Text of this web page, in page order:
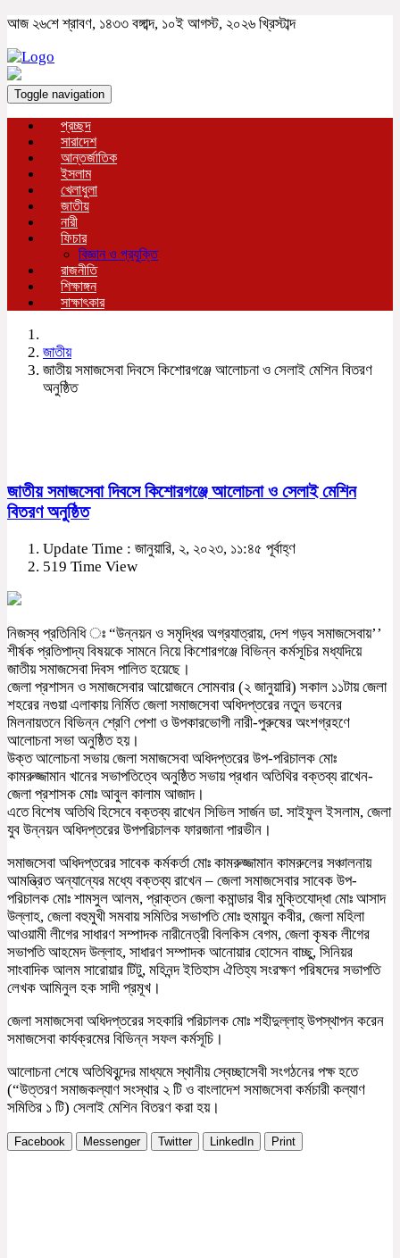
আজ ২৬শে শ্রাবণ, ১৪৩৩ বঙ্গাব্দ, ১০ই আগস্ট, ২০২৬ খ্রিস্টাব্দ
Toggle navigation
প্রচ্ছদ
সারাদেশ
আন্তর্জাতিক
ইসলাম
খেলাধুলা
জাতীয়
নারী
ফিচার
বিজ্ঞান ও প্রযুক্তি
রাজনীতি
শিক্ষাঙ্গন
সাক্ষাৎকার
জাতীয়
জাতীয় সমাজসেবা দিবসে কিশোরগঞ্জে আলোচনা ও সেলাই মেশিন বিতরণ
অনুষ্ঠিত
জাতীয় সমাজসেবা দিবসে কিশোরগঞ্জে আলোচনা ও সেলাই মেশিন
বিতরণ অনুষ্ঠিত
Update Time : জানুয়ারি, ২, ২০২৩, ১১:৪৫ পূর্বাহ্ণ
519 Time View
নিজস্ব প্রতিনিধি ঃ “উন্নয়ন ও সমৃদ্ধির অগ্রযাত্রায়, দেশ গড়ব সমাজসেবায়’’
শীর্ষক প্রতিপাদ্য বিষয়কে সামনে নিয়ে কিশোরগঞ্জে বিভিন্ন কর্মসূচির মধ্যদিয়ে
জাতীয় সমাজসেবা দিবস পালিত হয়েছে।
জেলা প্রশাসন ও সমাজসেবার আয়োজনে সোমবার (২ জানুয়ারি) সকাল ১১টায় জেলা
শহরের নগুয়া এলাকায় নির্মিত জেলা সমাজসেবা অধিদপ্তরের নতুন ভবনের
মিলনায়তনে বিভিন্ন শ্রেণি পেশা ও উপকারভোগী নারী-পুরুষের অংশগ্রহণে
আলোচনা সভা অনুষ্ঠিত হয়।
উক্ত আলোচনা সভায় জেলা সমাজসেবা অধিদপ্তরের উপ-পরিচালক মোঃ
কামরুজ্জামান খানের সভাপতিত্বে অনুষ্ঠিত সভায় প্রধান অতিথির বক্তব্য রাখেন-
জেলা প্রশাসক মোঃ আবুল কালাম আজাদ।
এতে বিশেষ অতিথি হিসেবে বক্তব্য রাখেন সিভিল সার্জন ডা. সাইফুল ইসলাম, জেলা
যুব উন্নয়ন অধিদপ্তরের উপপরিচালক ফারজানা পারভীন।
সমাজসেবা অধিদপ্তরের সাবেক কর্মকর্তা মোঃ কামরুজ্জামান কামরুলের সঞ্চালনায়
আমন্ত্রিত অন্যান্যের মধ্যে বক্তব্য রাখেন – জেলা সমাজসেবার সাবেক উপ-
পরিচালক মোঃ শামসুল আলম, প্রাক্তন জেলা কমান্ডার বীর মুক্তিযোদ্ধা মোঃ আসাদ
উল্লাহ, জেলা বহুমুখী সমবায় সমিতির সভাপতি মোঃ হুমায়ুন কবীর, জেলা মহিলা
আওয়ামী লীগের সাধারণ সম্পাদক নারীনেত্রী বিলকিস বেগম, জেলা কৃষক লীগের
সভাপতি আহমেদ উল্লাহ, সাধারণ সম্পাদক আনোয়ার হোসেন বাচ্ছু, সিনিয়র
সাংবাদিক আলম সারোয়ার টিটু, মহিনন্দ ইতিহাস ঐতিহ্য সংরক্ষণ পরিষদের সভাপতি
লেখক আমিনুল হক সাদী প্রমূখ।
জেলা সমাজসেবা অধিদপ্তরের সহকারি পরিচালক মোঃ শহীদুল্লাহ্ উপস্থাপন করেন
সমাজসেবা কার্যক্রমের বিভিন্ন সফল কর্মসূচি।
আলোচনা শেষে অতিথিবৃন্দের মাধ্যমে স্থানীয় স্বেচ্ছাসেবী সংগঠনের পক্ষ হতে
(“উত্তরণ সমাজকল্যাণ সংস্থার ২ টি ও বাংলাদেশ সমাজসেবা কর্মচারী কল্যাণ
সমিতির ১ টি) সেলাই মেশিন বিতরণ করা হয়।
Facebook Messenger Twitter LinkedIn Print